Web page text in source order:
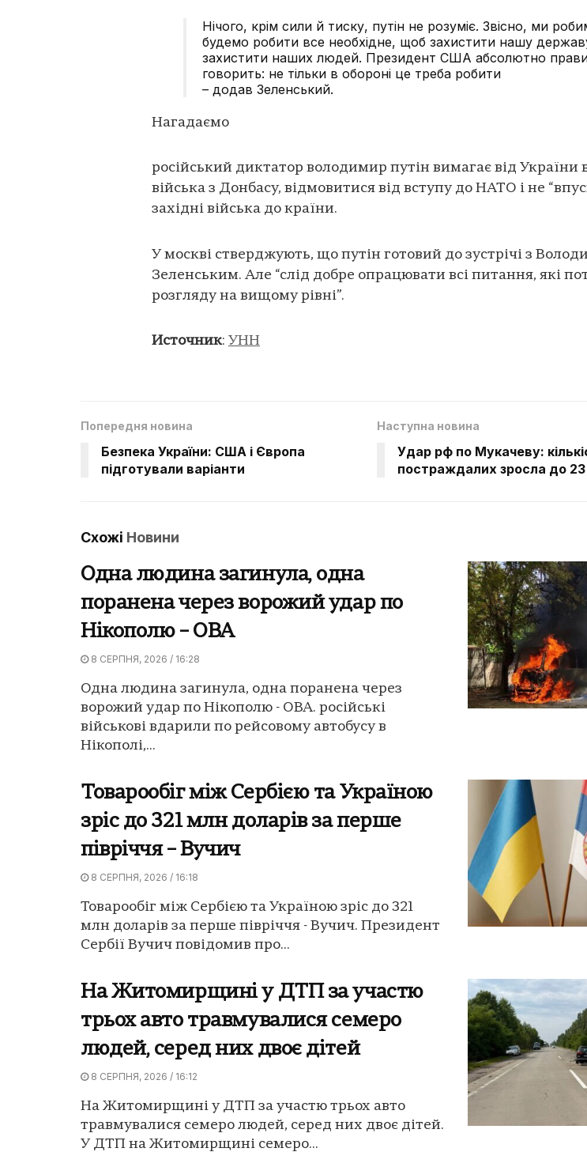
Нічого, крім сили й тиску, путін не розуміє. Звісно, ми
будемо робити все необхідне, щоб захистити нашу
захистити наших людей. Президент США абсолютно
говорить: не тільки в обороні це треба робити
– додав Зеленський.
Нагадаємо
російський диктатор володимир путін вимагає від України
війська з Донбасу, відмовитися від вступу до НАТО і не
західні війська до країни.
У москві стверджують, що путін готовий до зустрічі з
Зеленським. Але “слід добре опрацювати всі питання, які
розгляду на вищому рівні”.
Источник: УНН
Попередня новина
Безпека України: США і Європа
підготували варіанти
Наступна новина
Удар рф по Мукачеву:
постраждалих зросла до 23
Схожі Новини
Одна людина загинула, одна
поранена через ворожий удар по
Нікополю – ОВА
8 СЕРПНЯ, 2026 / 16:28
Одна людина загинула, одна поранена через
ворожий удар по Нікополю - ОВА. російські
військові вдарили по рейсовому автобусу в
Нікополі,...
Товарообіг між Сербією та Україною
зріс до 321 млн доларів за перше
півріччя – Вучич
8 СЕРПНЯ, 2026 / 16:18
Товарообіг між Сербією та Україною зріс до 321
млн доларів за перше півріччя - Вучич. Президент
Сербії Вучич повідомив про...
На Житомирщині у ДТП за участю
трьох авто травмувалися семеро
людей, серед них двоє дітей
8 СЕРПНЯ, 2026 / 16:12
На Житомирщині у ДТП за участю трьох авто
травмувалися семеро людей, серед них двоє дітей.
У ДТП на Житомирщині семеро...